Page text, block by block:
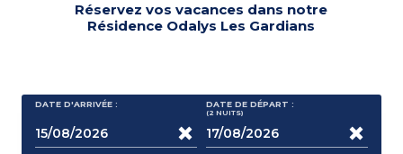
Réservez vos vacances dans notre
Résidence Odalys Les Gardians
DATE D'ARRIVÉE : DATE DE DÉPART :
(2 NUITS)